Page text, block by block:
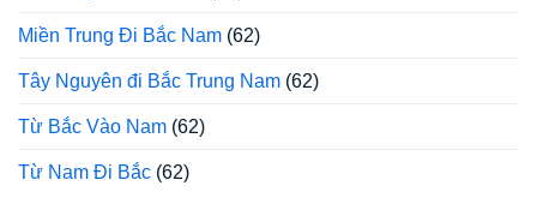
Miền Trung Đi Bắc Nam (62)
Tây Nguyên đi Bắc Trung Nam (62)
Từ Bắc Vào Nam (62)
Từ Nam Đi Bắc (62)